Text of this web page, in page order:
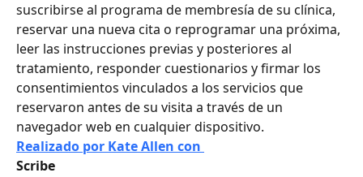
suscribirse al programa de membresía de su clínica,
reservar una nueva cita o reprogramar una próxima,
leer las instrucciones previas y posteriores al
tratamiento, responder cuestionarios y firmar los
consentimientos vinculados a los servicios que
reservaron antes de su visita a través de un
navegador web en cualquier dispositivo.
Realizado por Kate Allen con
Scribe